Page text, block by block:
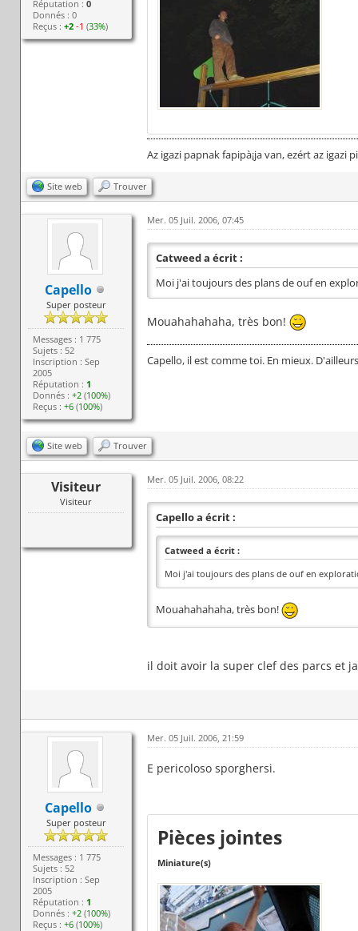
Réputation :0
Donnés : 0
Reçus :+2 -1 (33%)
Az igazi papnak fapipà¡ja van, ezért az igazi
Site web Trouver
Capello
Super posteur
Messages : 1 775
Sujets : 52
Inscription : Sep
2005
Réputation : 1
Donnés :+2 (100%)
Reçus :+6 (100%)
Mer. 05 Juil. 2006, 07:45
Catweed a écrit :
Moi j'ai toujours des plans de ouf en
Mouahahahaha, très bon!
Capello, il est comme toi. En mieux.
Site web Trouver
Visiteur
Visiteur
Mer. 05 Juil. 2006, 08:22
Capello a écrit :
Catweed a écrit :
Moi j'ai toujours des plans de ouf en
Mouahahahaha, très bon!
il doit avoir la super clef des parcs et
Capello
Super posteur
Messages : 1 775
Sujets : 52
Inscription : Sep
2005
Réputation : 1
Donnés :+2 (100%)
Reçus :+6 (100%)
Mer. 05 Juil. 2006, 21:59
E pericoloso sporghersi.
Pièces jointes
Miniature(s)